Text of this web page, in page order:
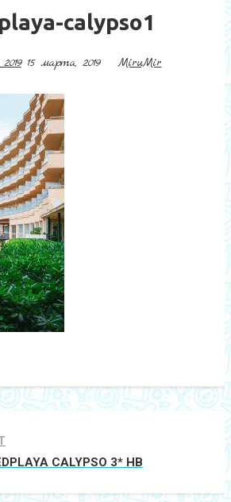
calypso1
15 марта, 2019 MiruMir
CALYPSO 3* HB